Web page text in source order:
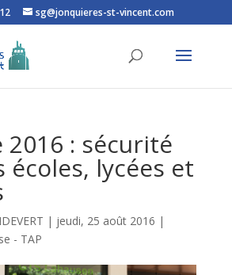
sg@jonquieres-st-vincent.com
2016 : sécurité
écoles, lycées et
| jeudi, 25 août 2016 |
- TAP